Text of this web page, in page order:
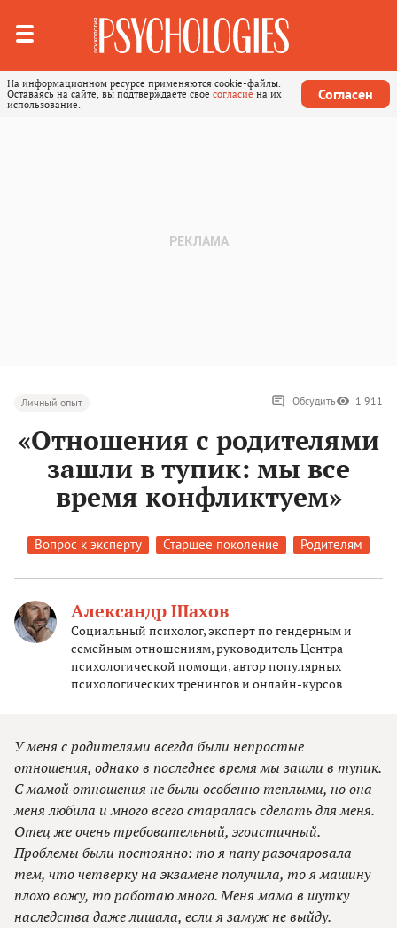
На информационном ресурсе применяются cookie-файлы.
Оставаясь на сайте, вы подтверждаете свое согласие на их
использование.
Согласен
Личный опыт Обсудить 1 911
«Отношения с родителями
зашли в тупик: мы все
время конфликтуем»
Вопрос к эксперту Старшее поколение Родителям
Александр Шахов
Социальный психолог, эксперт по гендерным и
семейным отношениям, руководитель Центра
психологической помощи, автор популярных
психологических тренингов и онлайн-курсов
У меня с родителями всегда были непростые
отношения, однако в последнее время мы зашли в тупик.
С мамой отношения не были особенно теплыми, но она
меня любила и много всего старалась сделать для меня.
Отец же очень требовательный, эгоистичный.
Проблемы были постоянно: то я папу разочаровала
тем, что четверку на экзамене получила, то я машину
плохо вожу, то работаю много. Меня мама в шутку
наследства даже лишала, если я замуж не выйду.